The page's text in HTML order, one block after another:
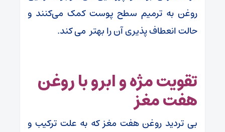
روغن به ترمیم سطح پوست کمک می‌کنند و
حالت انعطاف پذیری آن را بهتر می‌ کند.
تقویت مژه و ابرو با روغن
هفت مغز
بی تردید روغن هفت مغز که به علت ترکیب و